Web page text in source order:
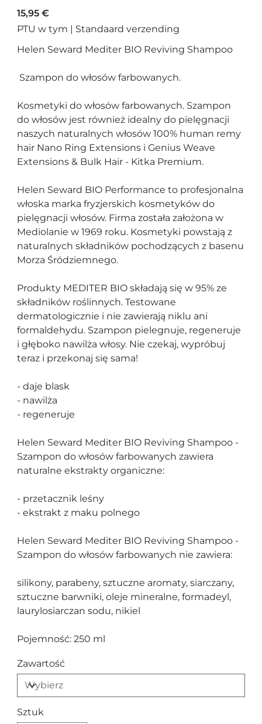
Cena
15,95 €
PTU w tym | Standaard verzending
Helen Seward Mediter BIO Reviving Shampoo
Szampon do włosów farbowanych.
Kosmetyki do włosów farbowanych. Szampon
do włosów jest również idealny do pielęgnacji
naszych naturalnych włosów 100% human remy
hair Nano Ring Extensions i Genius Weave
Extensions & Bulk Hair - Kitka Premium.
Helen Seward BIO Performance to profesjonalna
włoska marka fryzjerskich kosmetyków do
pielęgnacji włosów. Firma została założona w
Mediolanie w 1969 roku. Kosmetyki powstają z
naturalnych składników pochodzących z basenu
Morza Śródziemnego.
Produkty MEDITER BIO składają się w 95% ze
składników roślinnych. Testowane
dermatologicznie i nie zawierają niklu ani
formaldehydu. Szampon pielegnuje, regeneruje
i głęboko nawilża włosy. Nie czekaj, wypróbuj
teraz i przekonaj się sama!
- daje blask
- nawilża
- regeneruje
Helen Seward Mediter BIO Reviving Shampoo -
Szampon do włosów farbowanych zawiera
naturalne ekstrakty organiczne:
- przetacznik leśny
- ekstrakt z maku polnego
Helen Seward Mediter BIO Reviving Shampoo -
Szampon do włosów farbowanych nie zawiera:
silikony, parabeny, sztuczne aromaty, siarczany,
sztuczne barwniki, oleje mineralne, formadeyl,
laurylosiarczan sodu, nikiel
Pojemność: 250 ml
Zawartość
Sztuk